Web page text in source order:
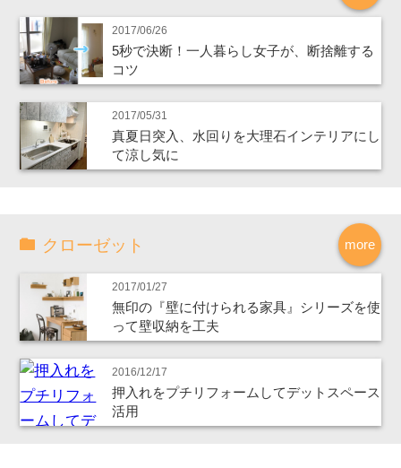
2017/06/26
5秒で決断！一人暮らし女子が、断捨離する
コツ
2017/05/31
真夏日突入、水回りを大理石インテリアにし
て涼し気に
more
クローゼット
2017/01/27
無印の『壁に付けられる家具』シリーズを使
って壁収納を工夫
2016/12/17
押入れをプチリフォームしてデットスペース
活用